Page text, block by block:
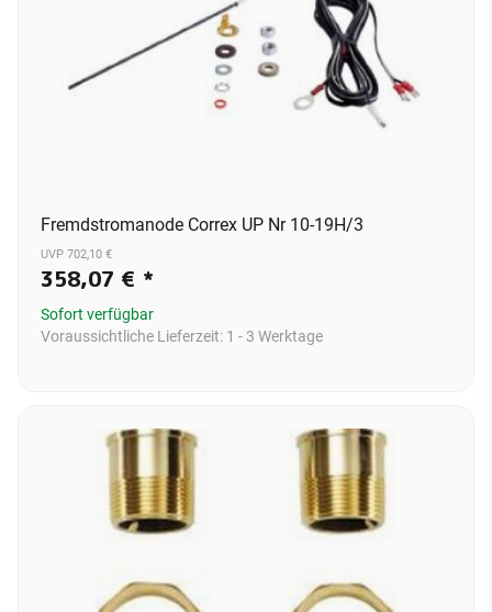
Fremdstromanode Correx UP Nr 10-19H/3
UVP 702,10 €
358,07 € *
Sofort verfügbar
Voraussichtliche Lieferzeit: 1 - 3 Werktage